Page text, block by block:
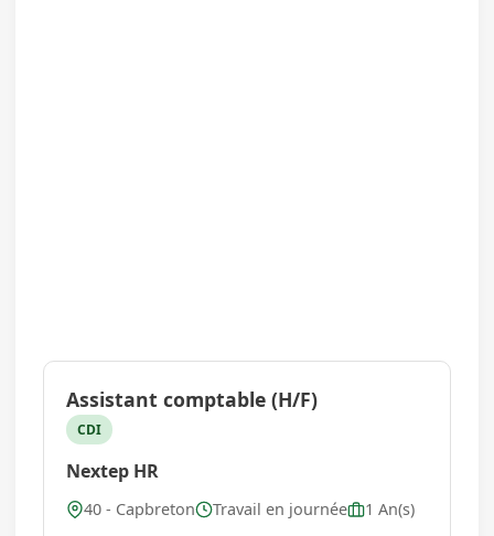
Assistant comptable (H/F)
CDI
Nextep HR
40 - Capbreton Travail en journée
1 An(s)